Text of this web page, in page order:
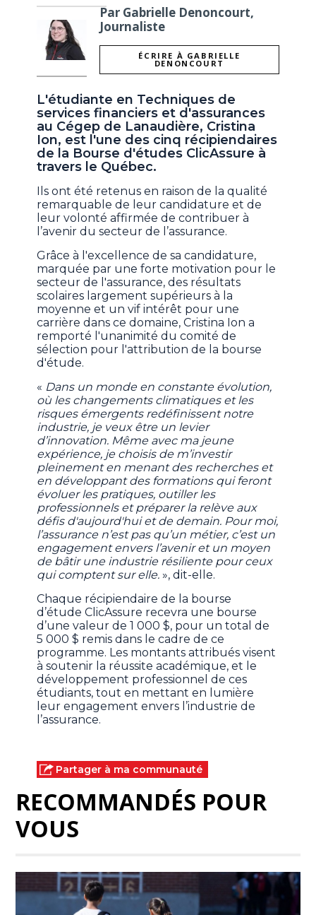
Par Gabrielle Denoncourt,
Journaliste
ÉCRIRE À GABRIELLE
DENONCOURT
L'étudiante en Techniques de
services financiers et d'assurances
au Cégep de Lanaudière, Cristina
Ion, est l'une des cinq récipiendaires
de la Bourse d'études ClicAssure à
travers le Québec.
Ils ont été retenus en raison de la qualité
remarquable de leur candidature et de
leur volonté affirmée de contribuer à
l’avenir du secteur de l’assurance.
Grâce à l'excellence de sa candidature,
marquée par une forte motivation pour le
secteur de l'assurance, des résultats
scolaires largement supérieurs à la
moyenne et un vif intérêt pour une
carrière dans ce domaine, Cristina Ion a
remporté l'unanimité du comité de
sélection pour l'attribution de la bourse
d'étude.
« Dans un monde en constante évolution,
où les changements climatiques et les
risques émergents redéfinissent notre
industrie, je veux être un levier
d’innovation. Même avec ma jeune
expérience, je choisis de m’investir
pleinement en menant des recherches et
en développant des formations qui feront
évoluer les pratiques, outiller les
professionnels et préparer la relève aux
défis d'aujourd'hui et de demain. Pour moi,
l’assurance n’est pas qu’un métier, c’est un
engagement envers l’avenir et un moyen
de bâtir une industrie résiliente pour ceux
qui comptent sur elle.», dit-elle.
Chaque récipiendaire de la bourse
d’étude ClicAssure recevra une bourse
d’une valeur de 1 000 $, pour un total de
5 000 $ remis dans le cadre de ce
programme. Les montants attribués visent
à soutenir la réussite académique, et le
développement professionnel de ces
étudiants, tout en mettant en lumière
leur engagement envers l’industrie de
l’assurance.
Partager à ma communauté
RECOMMANDÉS POUR
VOUS